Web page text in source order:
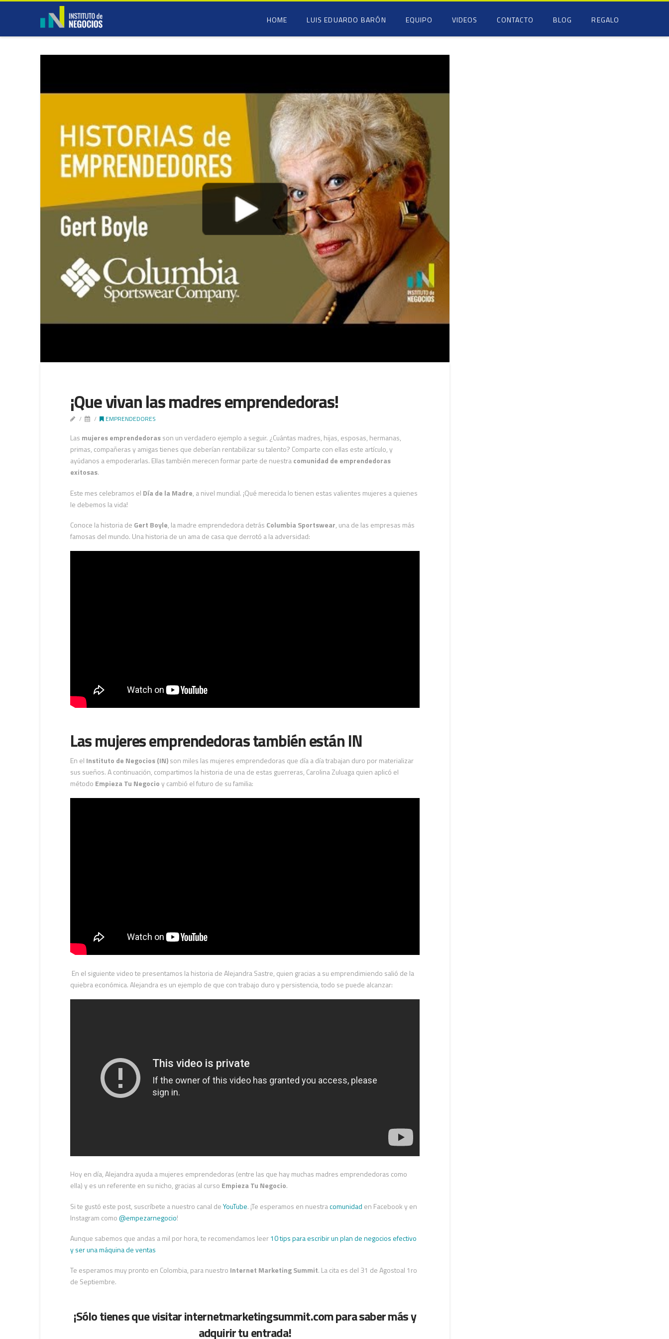
HOME LUIS EDUARDO BARÓN EQUIPO VIDEOS CONTACTO BLOG REGALO
¡Que vivan las madres emprendedoras!
EMPRENDEDORES
Las mujeres emprendedorasson un verdadero ejemplo a seguir. ¿Cuántas madres, hijas, esposas, hermanas,
primas, compañeras y amigas tienes que deberían rentabilizar su talento? Comparte con ellas este artículo, y
ayúdanos a empoderarlas. Ellas también merecen formar parte de nuestracomunidad de emprendedoras
exitosas.
Este mes celebramos el Día de la Madre, a nivel mundial. ¡Qué merecida lo tienen estas valientes mujeres a quienes
le debemos la vida!
Conoce la historia de Gert Boyle, la madre emprendedora detrás Columbia Sportswear, una de las empresas más
famosas del mundo. Una historia de un ama de casa que derrotó a la adversidad:
Las mujeres emprendedoras también están IN
En el Instituto de Negocios (IN)son miles las mujeres emprendedoras que día a día trabajan duro por materializar
sus sueños. A continuación, compartimos la historia de una de estas guerreras, Carolina Zuluaga quien aplicó el
método Empieza Tu Negocioy cambió el futuro de su familia:
En el siguiente video te presentamos la historia de Alejandra Sastre, quien gracias a su emprendimiendo salió de la
quiebra económica. Alejandra es un ejemplo de que con trabajo duro y persistencia, todo se puede alcanzar:
Hoy en día, Alejandra ayuda a mujeres emprendedoras (entre las que hay muchas madres emprendedoras como
ella) y es un referente en su nicho, gracias al curso Empieza Tu Negocio.
Si te gustó este post, suscríbete a nuestro canal deYouTube. ¡Te esperamos en nuestracomunidad en Facebook y en
Instagram como@empezarnegocio!
Aunque sabemos que andas a mil por hora, te recomendamos leer10 tips para escribir un plan de negocios efectivo
y ser una máquina de ventas
Te esperamos muy pronto en Colombia, para nuestro Internet Marketing Summit. La cita es del 31 de Agostoal 1ro
de Septiembre.
¡Sólo tienes que visitarinternetmarketingsummit.compara saber más y
adquirir tu entrada!